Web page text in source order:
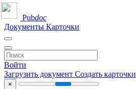
Pubdoc
Документы Карточки
Войти
Загрузить документ Создать карточки
×